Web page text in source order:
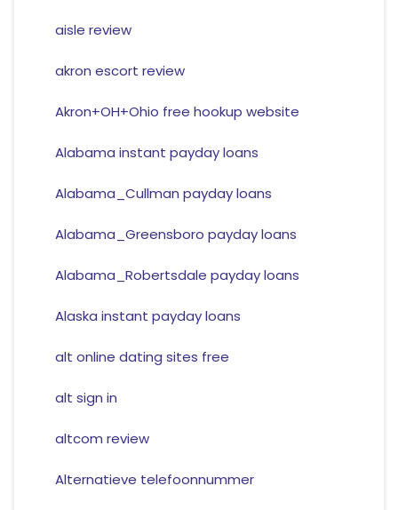
aisle review
akron escort review
Akron+OH+Ohio free hookup website
Alabama instant payday loans
Alabama_Cullman payday loans
Alabama_Greensboro payday loans
Alabama_Robertsdale payday loans
Alaska instant payday loans
alt online dating sites free
alt sign in
altcom review
Alternatieve telefoonnummer